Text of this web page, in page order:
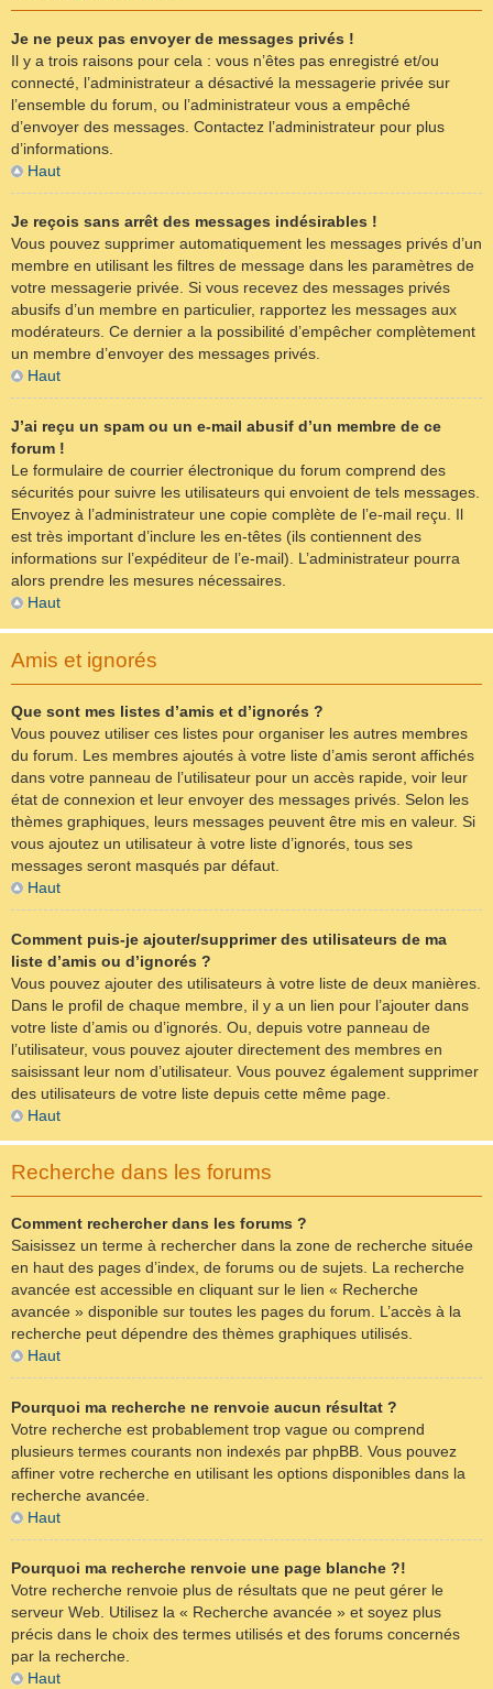
Je ne peux pas envoyer de messages privés !
Il y a trois raisons pour cela : vous n’êtes pas enregistré et/ou
connecté, l’administrateur a désactivé la messagerie privée sur
l’ensemble du forum, ou l’administrateur vous a empêché
d’envoyer des messages. Contactez l’administrateur pour plus
d’informations.
Haut
Je reçois sans arrêt des messages indésirables !
Vous pouvez supprimer automatiquement les messages privés d’un
membre en utilisant les filtres de message dans les paramètres de
votre messagerie privée. Si vous recevez des messages privés
abusifs d’un membre en particulier, rapportez les messages aux
modérateurs. Ce dernier a la possibilité d’empêcher complètement
un membre d’envoyer des messages privés.
Haut
J’ai reçu un spam ou un e-mail abusif d’un membre de ce
forum !
Le formulaire de courrier électronique du forum comprend des
sécurités pour suivre les utilisateurs qui envoient de tels messages.
Envoyez à l’administrateur une copie complète de l’e-mail reçu. Il
est très important d’inclure les en-têtes (ils contiennent des
informations sur l’expéditeur de l’e-mail). L’administrateur pourra
alors prendre les mesures nécessaires.
Haut
Amis et ignorés
Que sont mes listes d’amis et d’ignorés ?
Vous pouvez utiliser ces listes pour organiser les autres membres
du forum. Les membres ajoutés à votre liste d’amis seront affichés
dans votre panneau de l’utilisateur pour un accès rapide, voir leur
état de connexion et leur envoyer des messages privés. Selon les
thèmes graphiques, leurs messages peuvent être mis en valeur. Si
vous ajoutez un utilisateur à votre liste d’ignorés, tous ses
messages seront masqués par défaut.
Haut
Comment puis-je ajouter/supprimer des utilisateurs de ma
liste d’amis ou d’ignorés ?
Vous pouvez ajouter des utilisateurs à votre liste de deux manières.
Dans le profil de chaque membre, il y a un lien pour l’ajouter dans
votre liste d’amis ou d’ignorés. Ou, depuis votre panneau de
l’utilisateur, vous pouvez ajouter directement des membres en
saisissant leur nom d’utilisateur. Vous pouvez également supprimer
des utilisateurs de votre liste depuis cette même page.
Haut
Recherche dans les forums
Comment rechercher dans les forums ?
Saisissez un terme à rechercher dans la zone de recherche située
en haut des pages d’index, de forums ou de sujets. La recherche
avancée est accessible en cliquant sur le lien « Recherche
avancée » disponible sur toutes les pages du forum. L’accès à la
recherche peut dépendre des thèmes graphiques utilisés.
Haut
Pourquoi ma recherche ne renvoie aucun résultat ?
Votre recherche est probablement trop vague ou comprend
plusieurs termes courants non indexés par phpBB. Vous pouvez
affiner votre recherche en utilisant les options disponibles dans la
recherche avancée.
Haut
Pourquoi ma recherche renvoie une page blanche ?!
Votre recherche renvoie plus de résultats que ne peut gérer le
serveur Web. Utilisez la « Recherche avancée » et soyez plus
précis dans le choix des termes utilisés et des forums concernés
par la recherche.
Haut